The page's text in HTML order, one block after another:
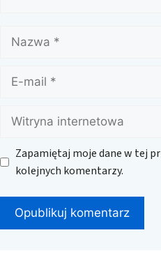
Nazwa
mail
Witryna
internetowa
Zapamiętaj moje dane w tej
kolejnych komentarzy.